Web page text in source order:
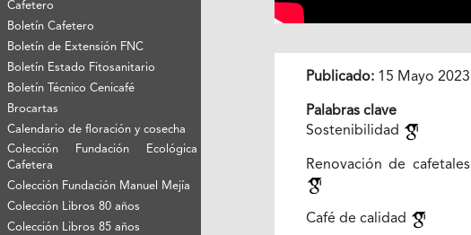
Cafetero
Boletín Cafetero
Boletín de Extensión FNC
Boletín Estado Fitosanitario
Boletín Técnico Cenicafé
Brocartas
Calendario de floración y cosecha
Colección Fundación Ecológica
Cafetera
Colección Fundación Manuel Mejía
Colección Libros 80 años
Colección Libros 85 años
Publicado:15 Mayo 2023
Palabras clave
Sostenibilidad
Renovación de cafetales
Café de calidad